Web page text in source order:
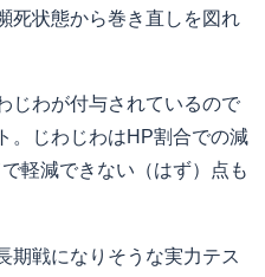
死状態から巻き直しを図れ
じわが付与されているので
。じわじわはHP割合での減
軽減できない（はず）点も
期戦になりそうな実力テス